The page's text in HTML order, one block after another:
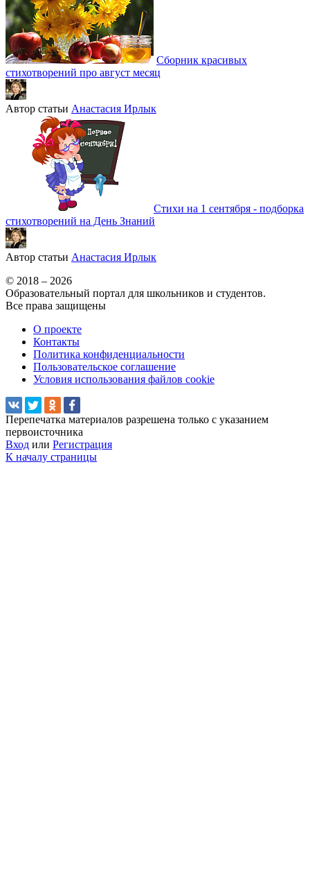
Сборник красивых
стихотворений про август месяц
Автор статьи Анастасия Ирлык
Стихи на 1 сентября - подборка
стихотворений на День Знаний
Автор статьи Анастасия Ирлык
© 2018 – 2026
Образовательный портал для школьников и студентов.
Все права защищены
О проекте
Контакты
Политика конфиденциальности
Пользовательское соглашение
Условия использования файлов cookie
Перепечатка материалов разрешена только с указанием
первоисточника
Вход или Регистрация
К началу страницы